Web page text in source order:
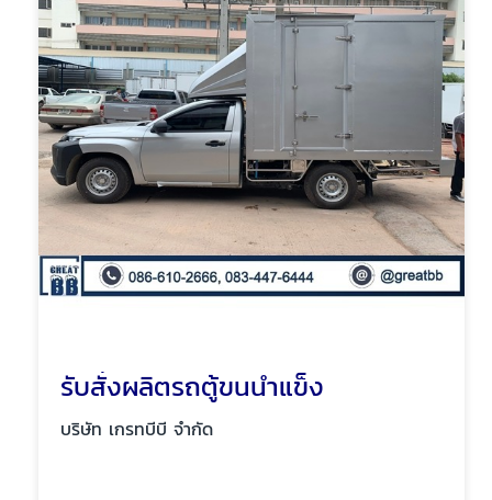
รับสั่งผลิตรถตู้ขนน้ำแข็ง
บริษัท เกรทบีบี จำกัด